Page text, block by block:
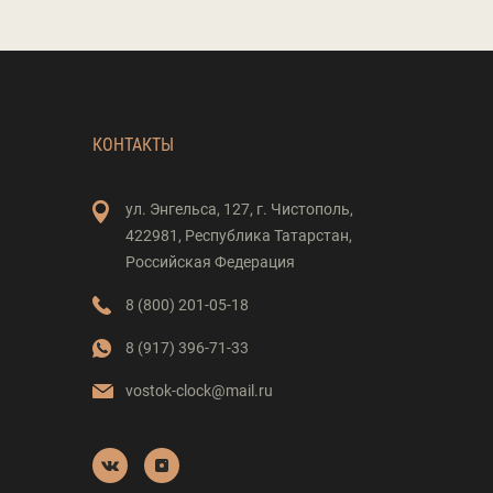
КОНТАКТЫ
ул. Энгельса, 127, г. Чистополь,
422981, Республика Татарстан,
Российская Федерация
8 (800) 201-05-18
8 (917) 396-71-33
vostok-clock@mail.ru